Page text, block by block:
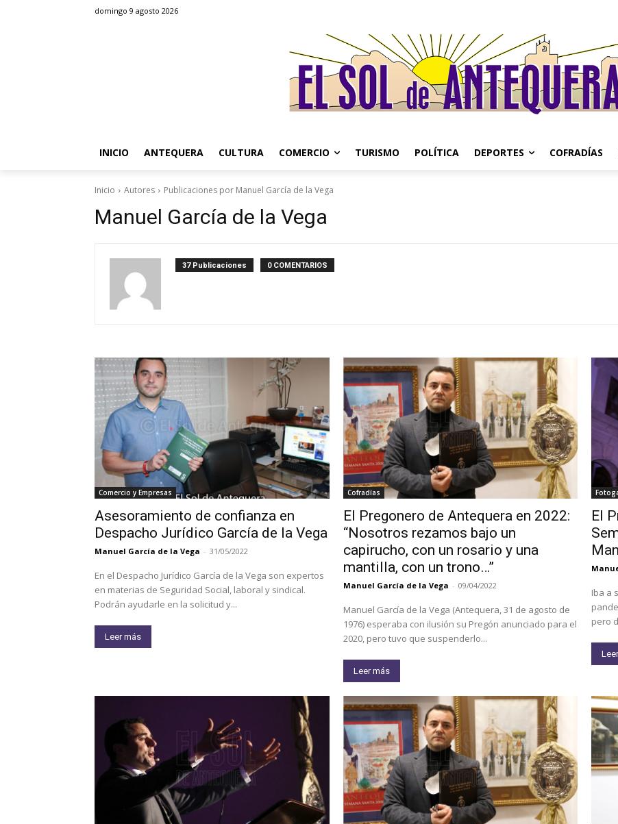
domingo 9 agosto 2026
INICIO ANTEQUERA CULTURA COMERCIO TURISMO POLÍTICA DEPORTES COFRADÍAS
Inicio Autores Publicaciones por Manuel García de la Vega
Manuel García de la Vega
37 Publicaciones 0 COMENTARIOS
Comercio y Empresas
Asesoramiento de confianza en
Despacho Jurídico García de la Vega
Manuel García de la Vega - 31/05/2022
En el Despacho Jurídico García de la Vega son expertos
en materias de Seguridad Social, laboral y sindical.
Podrán ayudarle en la solicitud y...
Leer más
Cofradías
El Pregonero de Antequera en 2022:
“Nosotros rezamos bajo un
capirucho, con un rosario y una
mantilla, con un trono…”
Manuel García de la Vega - 09/04/2022
Manuel García de la Vega (Antequera, 31 de agosto de
1976) esperaba con ilusión su Pregón anunciado para el
2020, pero tuvo que suspenderlo...
Leer más
El
Iba a
pero